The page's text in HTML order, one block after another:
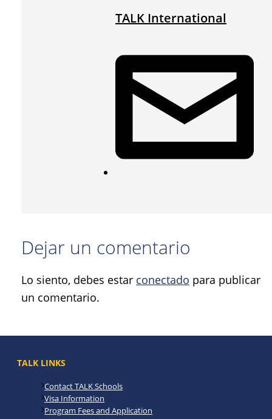
TALK International
Dejar un comentario
Lo siento, debes estar conectado para publicar
un comentario.
TALK LINKS
Contact TALK Schools
Visa Information
Program Fees and Application